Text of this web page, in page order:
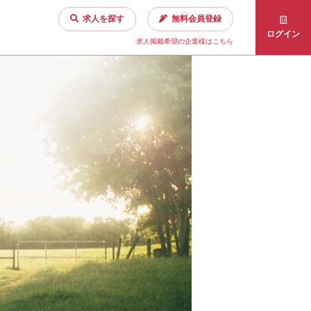
求人を探す 無料会員登録
求人掲載希望の企業様はこちら
ログイン